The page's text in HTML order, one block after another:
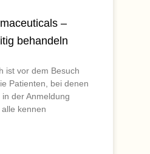
–
behandeln
ist vor dem Besuch
Patienten, bei denen
der Anmeldung
kennen